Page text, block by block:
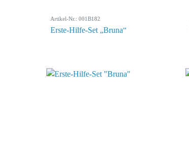
Artikel-Nr.: 001B182
Erste-Hilfe-Set „Bruna“